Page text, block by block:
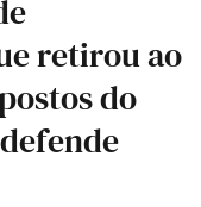
retirou ao
do